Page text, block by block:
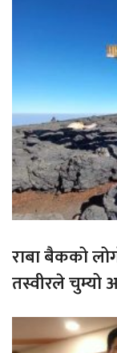
राबा बैकको
तस्वीरले चुम्यो